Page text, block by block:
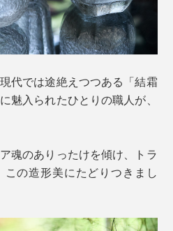
代では途絶えつつある「結霜
魅入られたひとりの職人が、
魂のありったけを傾け、トラ
の造形美にたどりつきまし